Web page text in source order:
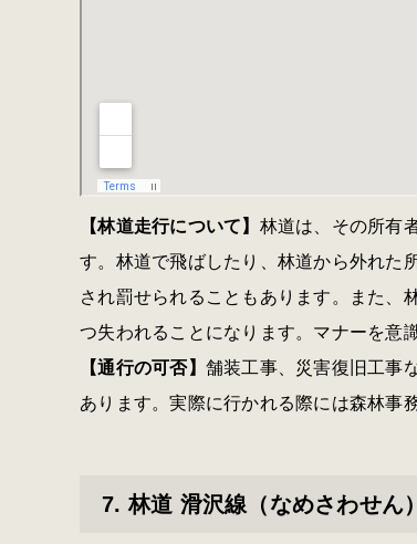
【林道走行について】 林道は、その所有
す。林道で飛ばしたり、林道から外れた
され罰せられることもあります。また、
つ失われることになります。マナーを
【通行の可否】 舗装工事、災害復旧工事
あります。実際に行かれる際には森林事
7. 林道 滑沢線（なめさわせん）